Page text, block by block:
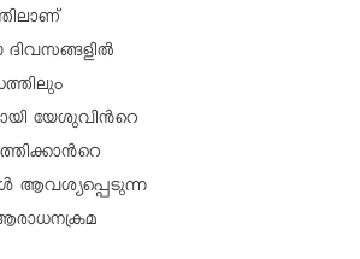
യേശുവിന്‍റെ
ആവശ്യപ്പെടുന്ന